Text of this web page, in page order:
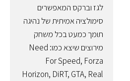
לגז וברקס המאפשרים
סימולציה אמיתית של נהיגה
תומך כמעט בכל משחק
מירוצים שיצא כמו: Need
For Speed, Forza
Horizon, DiRT, GTA, Real